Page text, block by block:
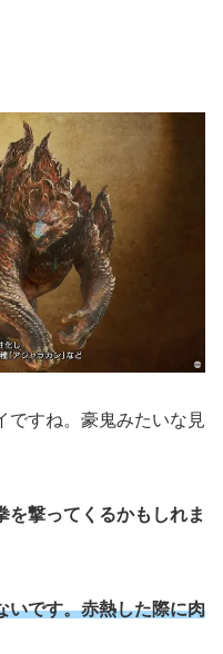
ですね。豪鬼みたいな見
を撃ってくるかもしれま
いです。赤熱した際に肉